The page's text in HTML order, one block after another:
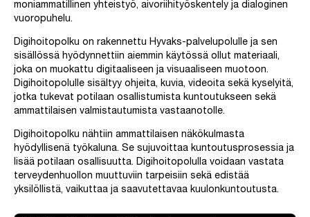
moniammatillinen yhteistyö, aivoriihityöskentely ja dialoginen
vuoropuhelu.
Digihoitopolku on rakennettu Hyvaks-palvelupolulle ja sen
sisällössä hyödynnettiin aiemmin käytössä ollut materiaali,
joka on muokattu digitaaliseen ja visuaaliseen muotoon.
Digihoitopolulle sisältyy ohjeita, kuvia, videoita sekä kyselyitä,
jotka tukevat potilaan osallistumista kuntoutukseen sekä
ammattilaisen valmistautumista vastaanotolle.
Digihoitopolku nähtiin ammattilaisen näkökulmasta
hyödyllisenä työkaluna. Se sujuvoittaa kuntoutusprosessia ja
lisää potilaan osallisuutta. Digihoitopolulla voidaan vastata
terveydenhuollon muuttuviin tarpeisiin sekä edistää
yksilöllistä, vaikuttaa ja saavutettavaa kuulonkuntoutusta.